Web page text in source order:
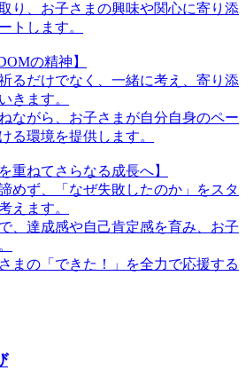
り、お子さまの興味や関心に寄り添
トします。
の精神】
るだけでなく、一緒に考え、寄り添
きます。
ながら、お子さまが自分自身のペー
る環境を提供します。
重ねてさらなる成長へ】
めず、「なぜ失敗したのか」をスタ
えます。
、達成感や自己肯定感を育み、お子
まの「できた！」を全力で応援する